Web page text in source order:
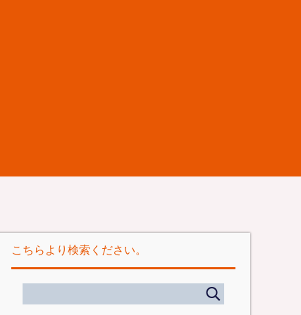
こちらより検索ください。